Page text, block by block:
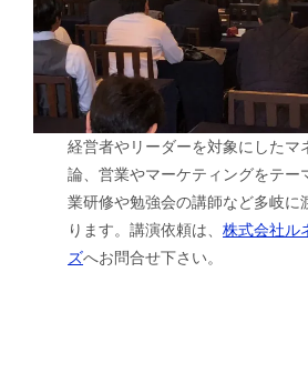
経営者やリーダーを対象にしたマ
論、営業やマーケティングをテー
業研修や勉強会の講師など多岐に
ります。講演依頼は、株式会社ル
ズへお問合せ下さい。